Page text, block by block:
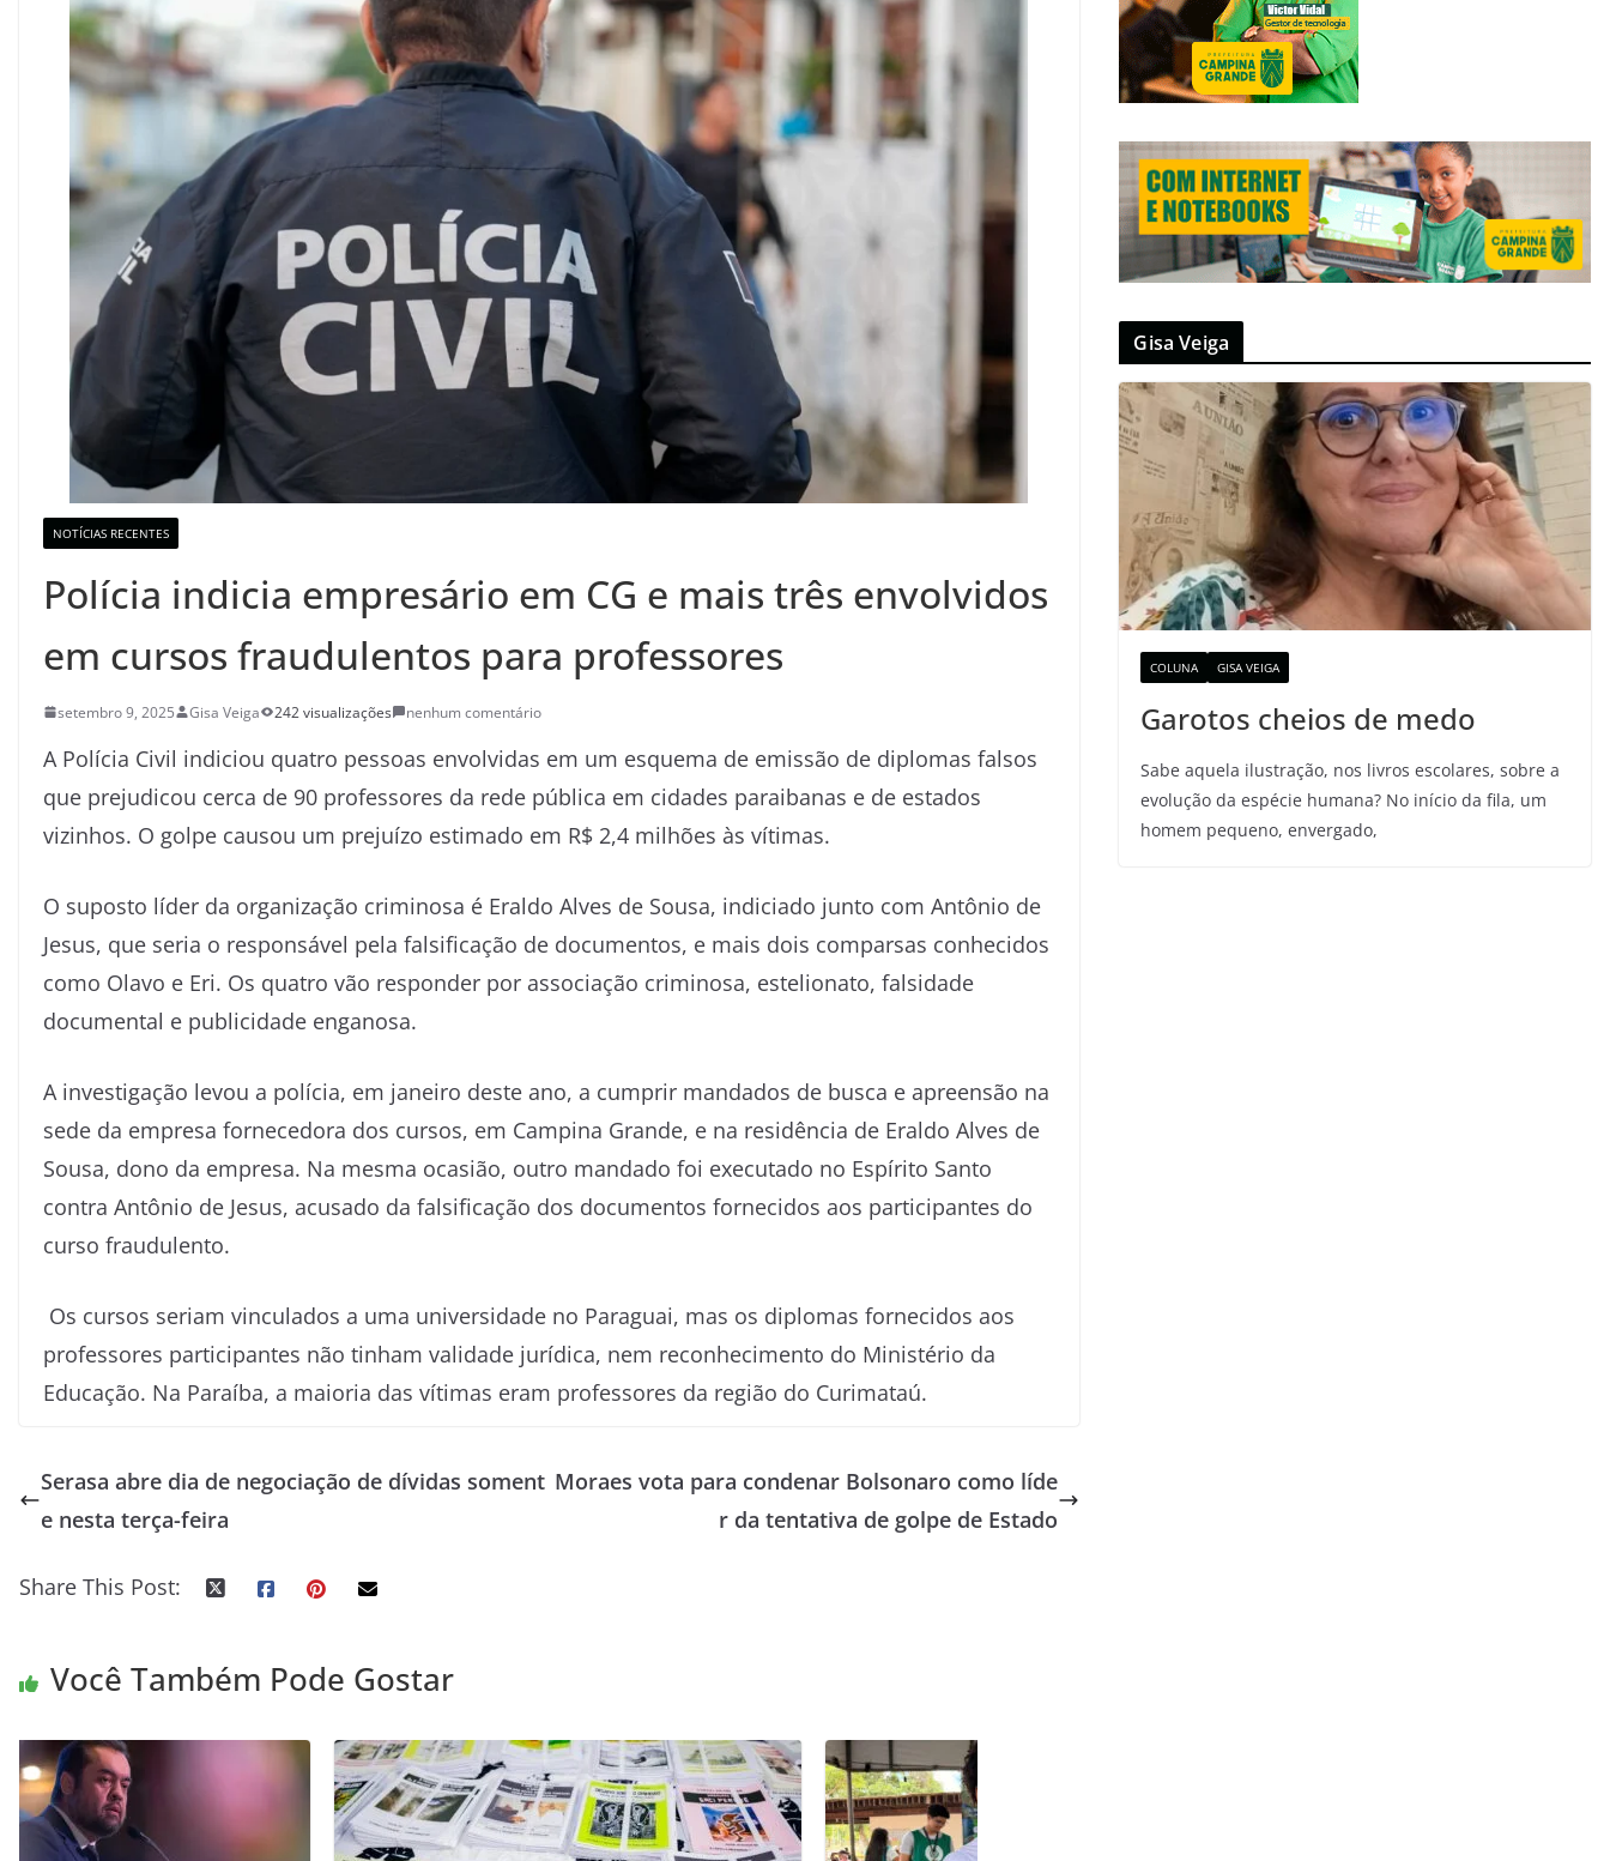
NOTÍCIAS RECENTES
Polícia indicia empresário em CG e mais três envolvidos
em cursos fraudulentos para professores
setembro 9, 2025 Gisa Veiga 242 visualizações nenhum comentário
A Polícia Civil indiciou quatro pessoas envolvidas em um esquema de emissão de diplomas falsos
que prejudicou cerca de 90 professores da rede pública em cidades paraibanas e de estados
vizinhos. O golpe causou um prejuízo estimado em R$ 2,4 milhões às vítimas.
O suposto líder da organização criminosa é Eraldo Alves de Sousa, indiciado junto com Antônio de
Jesus, que seria o responsável pela falsificação de documentos, e mais dois comparsas conhecidos
como Olavo e Eri. Os quatro vão responder por associação criminosa, estelionato, falsidade
documental e publicidade enganosa.
A investigação levou a polícia, em janeiro deste ano, a cumprir mandados de busca e apreensão na
sede da empresa fornecedora dos cursos, em Campina Grande, e na residência de Eraldo Alves de
Sousa, dono da empresa. Na mesma ocasião, outro mandado foi executado no Espírito Santo
contra Antônio de Jesus, acusado da falsificação dos documentos fornecidos aos participantes do
curso fraudulento.
Os cursos seriam vinculados a uma universidade no Paraguai, mas os diplomas fornecidos aos
professores participantes não tinham validade jurídica, nem reconhecimento do Ministério da
Educação. Na Paraíba, a maioria das vítimas eram professores da região do Curimataú.
Serasa abre dia de negociação de dívidas soment
e nesta terça-feira
Moraes vota para condenar Bolsonaro como líde
r da tentativa de golpe de Estado
Share This Post:
Você Também Pode Gostar
Gisa Veiga
COLUNA GISA VEIGA
Garotos cheios de medo
Sabe aquela ilustração, nos livros escolares, sobre a
evolução da espécie humana? No início da fila, um
homem pequeno, envergado,